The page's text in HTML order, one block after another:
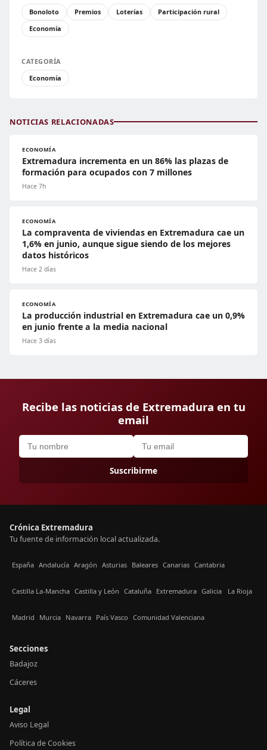
Bonoloto
Premios Loterías
Participación rural
Economía
CATEGORÍA
Economía
NOTICIAS RELACIONADAS
ECONOMÍA
Extremadura incrementa en un 86% las plazas de
formación para ocupados con 7 millones
Hace 7h
ECONOMÍA
La compraventa de viviendas en Extremadura cae un
1,6% en junio, aunque sigue siendo de los mejores
datos históricos
Hace 2 días
ECONOMÍA
La producción industrial en Extremadura cae un 0,9%
en junio frente a la media nacional
Hace 3 días
Recibe las noticias de Extremadura en tu
email
Suscribirme
Crónica Extremadura
Tu fuente de información local actualizada.
España Andalucía Aragón Asturias Baleares Canarias Cantabria
Castilla La-Mancha Castilla y León Cataluña Extremadura Galicia La Rioja
Madrid Murcia Navarra País Vasco Comunidad Valenciana
Secciones
Badajoz
Cáceres
Legal
Aviso Legal
Política de Cookies